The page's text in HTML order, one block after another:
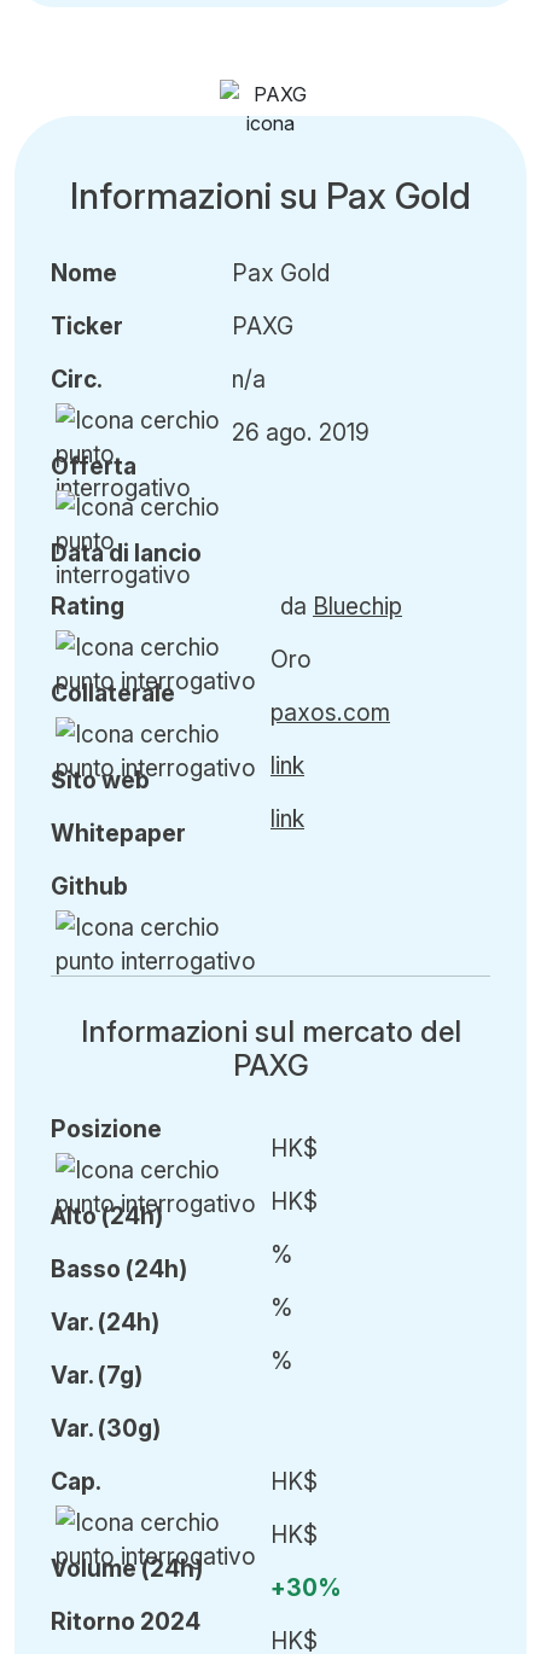
Informazioni su Pax Gold
Nome
Ticker
Circ.
Offerta
Data di lancio
Pax Gold
PAXG
n/a
26 ago. 2019
Rating
Collaterale
Sito web
Whitepaper
Github
da Bluechip
Oro
paxos.com
link
link
Informazioni sul mercato del
PAXG
Posizione
Alto (24h)
Basso (24h)
Var. (24h)
Var. (7g)
Var. (30g)
HK$
HK$
%
%
%
Cap.
Volume (24h)
Ritorno 2024
HK$
HK$
+30%
HK$